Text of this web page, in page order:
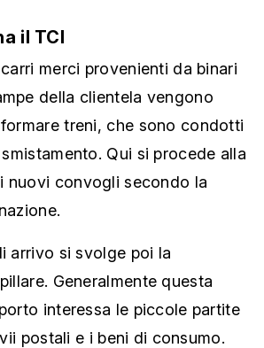
il TCI
merci provenienti da binari
della clientela vengono
treni, che sono condotti
Qui si procede alla
nuovi convogli secondo la
arrivo si svolge poi la
Generalmente questa
interessa le piccole partite
postali e i beni di consumo.